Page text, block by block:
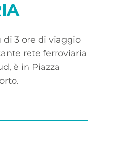
di 3 ore di viaggio
rete ferroviaria
è in Piazza